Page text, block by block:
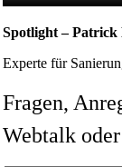
Spotlight – Patrick
Experte für
Fragen,
Webtalk